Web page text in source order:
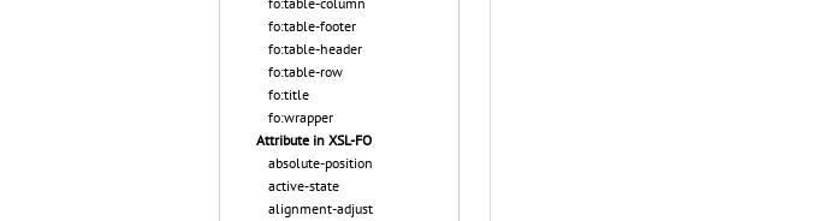
fo:table-footer
fo:table-header
fo:table-row
fo:title
fo:wrapper
Attribute in XSL-FO
absolute-position
active-state
alignment-adjust